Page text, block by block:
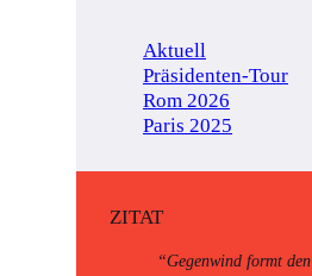
Aktuell
Präsidenten-Tour
Rom 2026
Paris 2025
ZITAT
“Gegenwind formt den